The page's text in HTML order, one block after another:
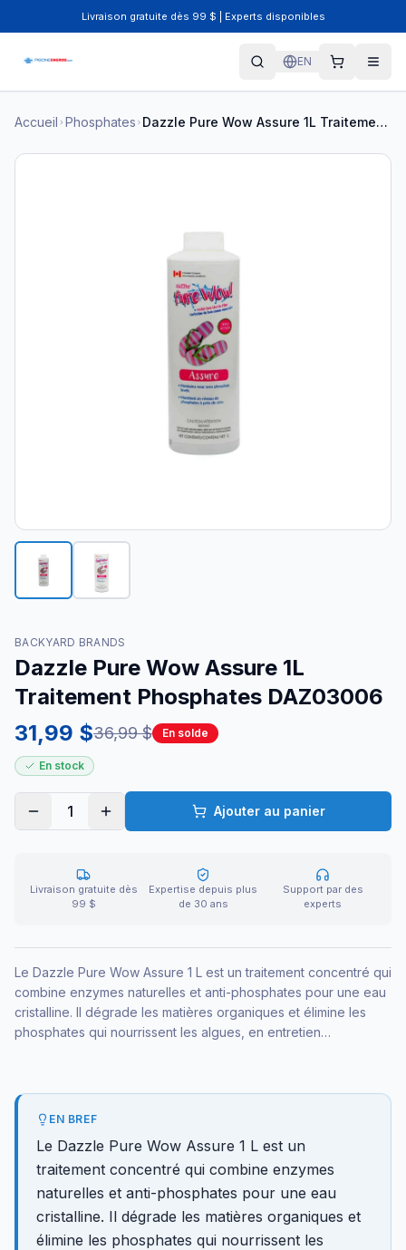
Livraison gratuite dès 99 $ | Experts disponibles
EN
Accueil Phosphates Dazzle Pure Wow Assure 1L Traitement Phosphates DAZ03006
BACKYARD BRANDS
Dazzle Pure Wow Assure 1L
Traitement Phosphates DAZ03006
31,99 $36,99 $ En solde
En stock
1 Ajouter au panier
Livraison gratuite dès
99 $
Expertise depuis plus
de 30 ans
Support par des
experts
Le Dazzle Pure Wow Assure 1 L est un traitement concentré qui
combine enzymes naturelles et anti-phosphates pour une eau
cristalline. Il dégrade les matières organiques et élimine les
phosphates qui nourrissent les algues, en entretien
EN BREF
Le Dazzle Pure Wow Assure 1 L est un
traitement concentré qui combine enzymes
naturelles et anti-phosphates pour une eau
cristalline. Il dégrade les matières organiques et
élimine les phosphates qui nourrissent les